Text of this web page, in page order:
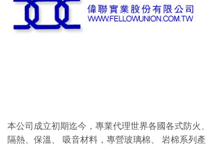
本公司成立初期迄今，專業代理世界各國各式防火、
隔熱、保溫、 吸音材料，專營玻璃棉、 岩棉系列產